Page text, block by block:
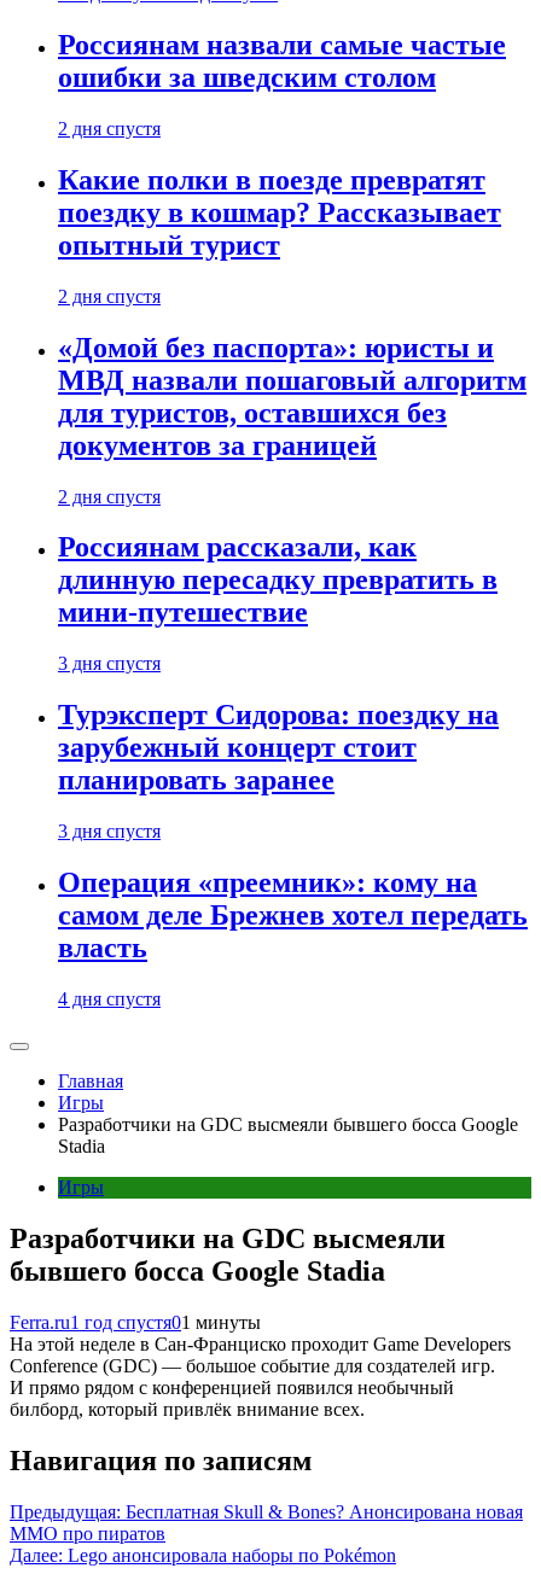
Россиянам назвали самые частые
ошибки за шведским столом
2 дня спустя
Какие полки в поезде превратят
поездку в кошмар? Рассказывает
опытный турист
2 дня спустя
«Домой без паспорта»: юристы и
МВД назвали пошаговый алгоритм
для туристов, оставшихся без
документов за границей
2 дня спустя
Россиянам рассказали, как
длинную пересадку превратить в
мини-путешествие
3 дня спустя
Турэксперт Сидорова: поездку на
зарубежный концерт стоит
планировать заранее
3 дня спустя
Операция «преемник»: кому на
самом деле Брежнев хотел передать
власть
4 дня спустя
Главная
Игры
Разработчики на GDC высмеяли бывшего босса Google
Stadia
Игры
Разработчики на GDC высмеяли
бывшего босса Google Stadia
Ferra.ru1 год спустя01 минуты
На этой неделе в Сан-Франциско проходит Game Developers
Conference (GDC) — большое событие для создателей игр.
И прямо рядом с конференцией появился необычный
билборд, который привлёк внимание всех.
Навигация по записям
Предыдущая: Бесплатная Skull & Bones? Анонсирована новая
MMO про пиратов
Далее: Lego анонсировала наборы по Pokémon